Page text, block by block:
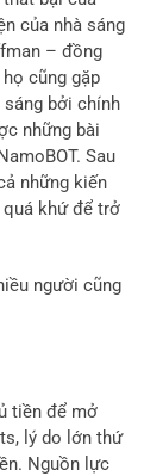
của nhà sáng
– đồng
cũng gặp
bởi chính
những bài
Sau
những kiến
khứ để trở
người cũng
tiền để mở
lý do lớn thứ
Nguồn lực